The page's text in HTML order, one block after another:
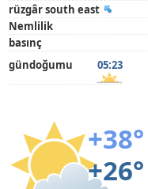
rüzgâr south east
Nemlilik
basınç
gündoğumu
05:23
+38°
+26°